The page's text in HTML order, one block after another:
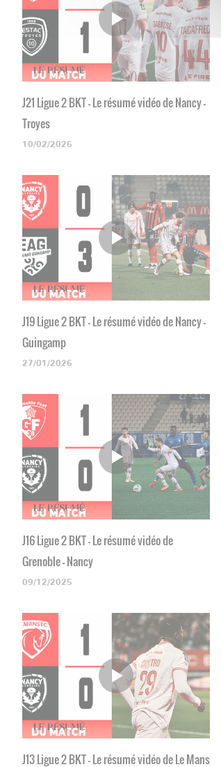
J21 Ligue 2 BKT - Le résumé vidéo de Nancy -
Troyes
10/02/2026
J19 Ligue 2 BKT - Le résumé vidéo de Nancy -
Guingamp
27/01/2026
J16 Ligue 2 BKT - Le résumé vidéo de
Grenoble - Nancy
09/12/2025
J13 Ligue 2 BKT - Le résumé vidéo de Le Mans